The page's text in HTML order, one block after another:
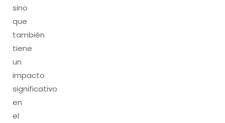
sino
que
también
tiene
un
impacto
significativo
en
el